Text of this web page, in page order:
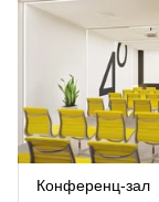
Конференц-зал